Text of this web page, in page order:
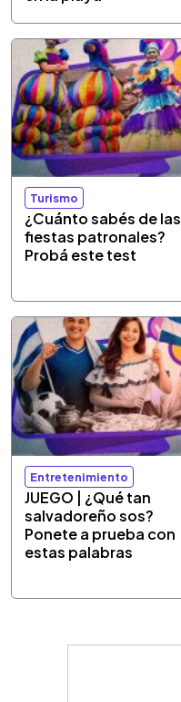
Turismo
¿Cuánto sabés de las
fiestas patronales?
Probá este test
Entretenimiento
JUEGO | ¿Qué tan
salvadoreño sos?
Ponete a prueba con
estas palabras